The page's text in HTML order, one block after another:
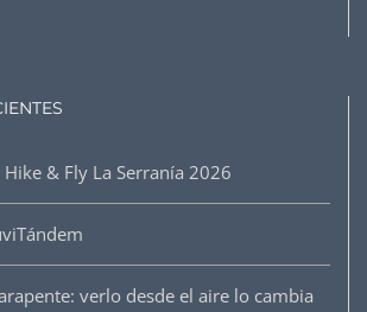
& Fly La Serranía 2026
verlo desde el aire lo cambia